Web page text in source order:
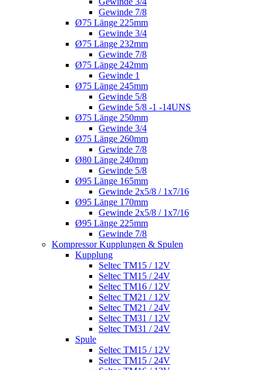
Gewinde 7/8
Ø75 Länge 225mm
Gewinde 3/4
Ø75 Länge 232mm
Gewinde 7/8
Ø75 Länge 242mm
Gewinde 1
Ø75 Länge 245mm
Gewinde 5/8
Gewinde 5/8 -1 -14UNS
Ø75 Länge 250mm
Gewinde 3/4
Ø75 Länge 260mm
Gewinde 7/8
Ø80 Länge 240mm
Gewinde 5/8
Ø95 Länge 165mm
Gewinde 2x5/8 / 1x7/16
Ø95 Länge 170mm
Gewinde 2x5/8 / 1x7/16
Ø95 Länge 225mm
Gewinde 7/8
Kompressor Kupplungen & Spulen
Kupplung
Seltec TM15 / 12V
Seltec TM15 / 24V
Seltec TM16 / 12V
Seltec TM21 / 12V
Seltec TM21 / 24V
Seltec TM31 / 12V
Seltec TM31 / 24V
Spule
Seltec TM15 / 12V
Seltec TM15 / 24V